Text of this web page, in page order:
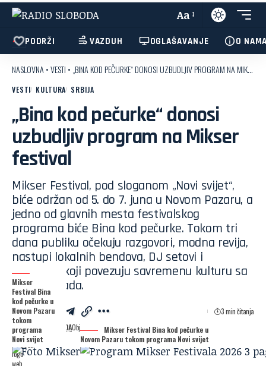
Aa
PODRŽI VAZDUH OGLAŠAVANJE O
NASLOVNA •VESTI • „BINA KOD PEČURKE“ DONOSI UZBUDLJIV PROGRAM NA MIKSER FESTIVAL
VESTI KULTURA SRBIJA
„Bina kod pečurke“ donosi
uzbudljiv program na Mikser
festival
Mikser Festival, pod sloganom „Novi svijet“,
biće održan od 5. do 7. juna u Novom Pazaru, a
jedno od glavnih mesta festivalskog
programa biće Bina kod pečurke. Tokom tri
dana publiku očekuju razgovori, modna revija,
nastupi lokalnih bendova, DJ setovi i
programi koji povezuju savremenu kulturu sa
duhom grada.
RADIO SLOBODAObjavljeno: 02.06.2026. 16:01
3 min čitanja
Mikser
Festival Bina
kod pečurke u
Novom Pazaru
tokom
programa
Novi svijet
Mikser Festival Bina kod pečurke u
Novom Pazaru tokom programa Novi svijet